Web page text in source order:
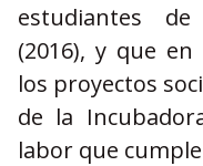
estudiantes
(2016), y que
los proyectos
de la
labor que